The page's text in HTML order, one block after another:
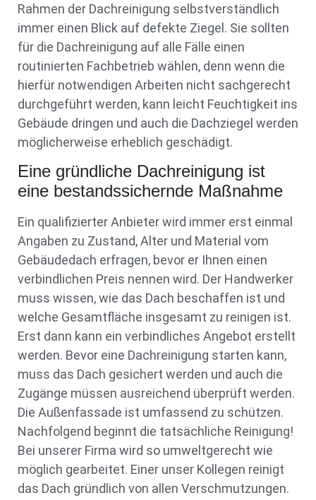
Rahmen der Dachreinigung selbstverständlich
immer einen Blick auf defekte Ziegel. Sie sollten
für die Dachreinigung auf alle Fälle einen
routinierten Fachbetrieb wählen, denn wenn die
hierfür notwendigen Arbeiten nicht sachgerecht
durchgeführt werden, kann leicht Feuchtigkeit ins
Gebäude dringen und auch die Dachziegel werden
möglicherweise erheblich geschädigt.
Eine gründliche Dachreinigung ist
eine bestandssichernde Maßnahme
Ein qualifizierter Anbieter wird immer erst einmal
Angaben zu Zustand, Alter und Material vom
Gebäudedach erfragen, bevor er Ihnen einen
verbindlichen Preis nennen wird. Der Handwerker
muss wissen, wie das Dach beschaffen ist und
welche Gesamtfläche insgesamt zu reinigen ist.
Erst dann kann ein verbindliches Angebot erstellt
werden. Bevor eine Dachreinigung starten kann,
muss das Dach gesichert werden und auch die
Zugänge müssen ausreichend überprüft werden.
Die Außenfassade ist umfassend zu schützen.
Nachfolgend beginnt die tatsächliche Reinigung!
Bei unserer Firma wird so umweltgerecht wie
möglich gearbeitet. Einer unser Kollegen reinigt
das Dach gründlich von allen Verschmutzungen.